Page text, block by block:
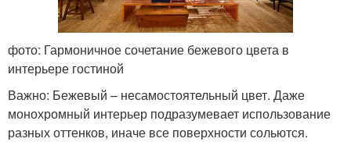
фото: Гармоничное сочетание бежевого цвета в
интерьере гостиной
Важно: Бежевый – несамостоятельный цвет. Даже
монохромный интерьер подразумевает использование
разных оттенков, иначе все поверхности сольются.